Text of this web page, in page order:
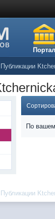
Портал
Публикации
По
Публикации